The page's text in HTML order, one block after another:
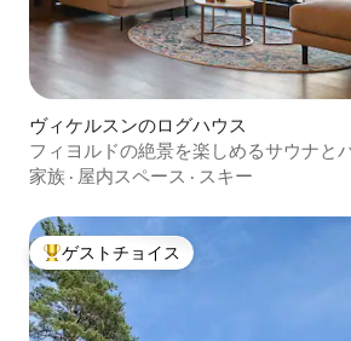
ヴィケルスンのログハウス
フィヨルドの絶景を楽しめるサウナと
（四季を通じて）
家族 · 屋内スペース · スキー
大好評のゲストチョイスです。
ゲストチョイス